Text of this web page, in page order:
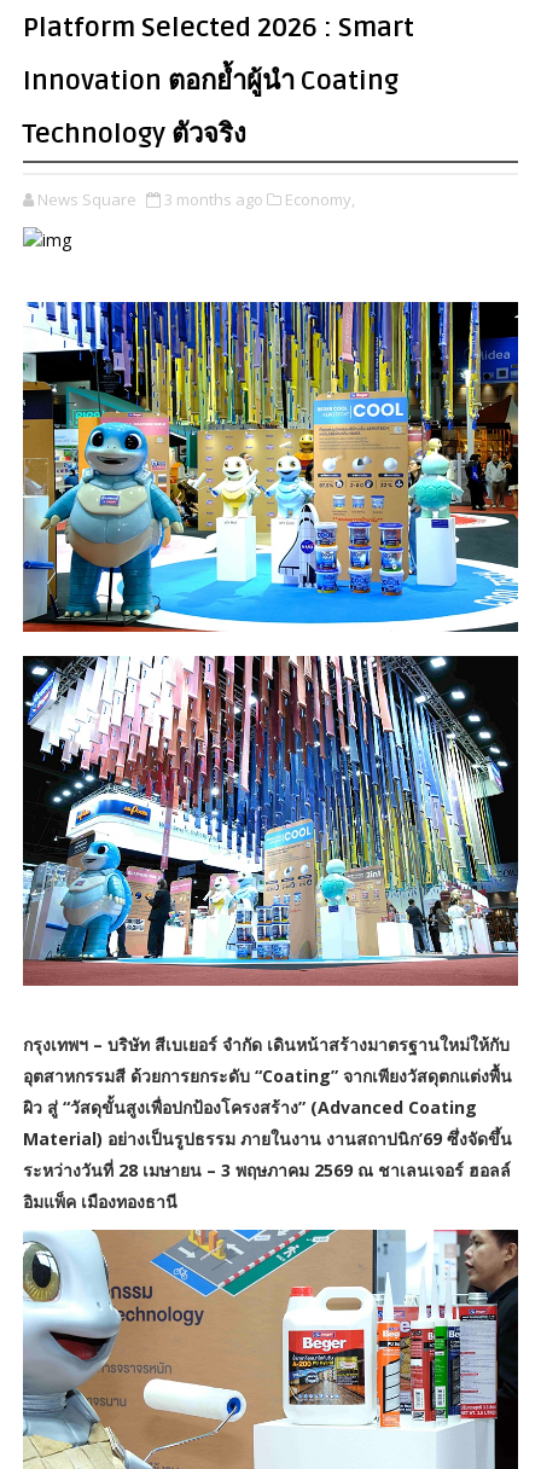
Platform Selected 2026 : Smart
Innovation ตอกย้ำผู้นำ Coating
Technology ตัวจริง
News Square 3 months ago Economy,
กรุงเทพฯ – บริษัท สีเบเยอร์ จำกัด เดินหน้าสร้างมาตรฐานใหม่ให้กับ
อุตสาหกรรมสี ด้วยการยกระดับ “Coating” จากเพียงวัสดุตกแต่งพื้น
ผิว สู่ “วัสดุขั้นสูงเพื่อปกป้องโครงสร้าง” (Advanced Coating
Material) อย่างเป็นรูปธรรม ภายในงาน งานสถาปนิก’69 ซึ่งจัดขึ้น
ระหว่างวันที่ 28 เมษายน – 3 พฤษภาคม 2569 ณ ชาเลนเจอร์ ฮอลล์
อิมแพ็ค เมืองทองธานี